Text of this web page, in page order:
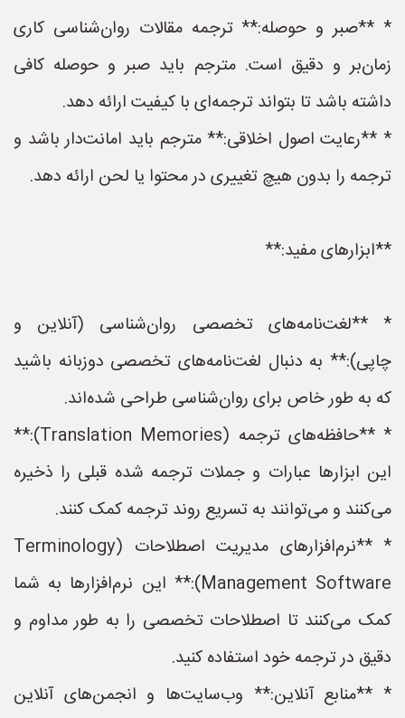
* **صبر و حوصله:** ترجمه مقالات روان‌شناسی کاری
زمان‌بر و دقیق است. مترجم باید صبر و حوصله کافی
داشته باشد تا بتواند ترجمه‌ای با کیفیت ارائه دهد.
* **رعایت اصول اخلاقی:** مترجم باید امانت‌دار باشد و
ترجمه را بدون هیچ تغییری در محتوا یا لحن ارائه دهد.
**ابزارهای مفید:**
* **لغت‌نامه‌های تخصصی روان‌شناسی (آنلاین و
چاپی):** به دنبال لغت‌نامه‌های تخصصی دوزبانه باشید
که به طور خاص برای روان‌شناسی طراحی شده‌اند.
* **حافظه‌های ترجمه (Translation Memories):**
این ابزارها عبارات و جملات ترجمه شده قبلی را ذخیره
می‌کنند و می‌توانند به تسریع روند ترجمه کمک کنند.
* **نرم‌افزارهای مدیریت اصطلاحات (Terminology
Management Software):** این نرم‌افزارها به شما
کمک می‌کنند تا اصطلاحات تخصصی را به طور مداوم و
دقیق در ترجمه خود استفاده کنید.
* **منابع آنلاین:** وب‌سایت‌ها و انجمن‌های آنلاین